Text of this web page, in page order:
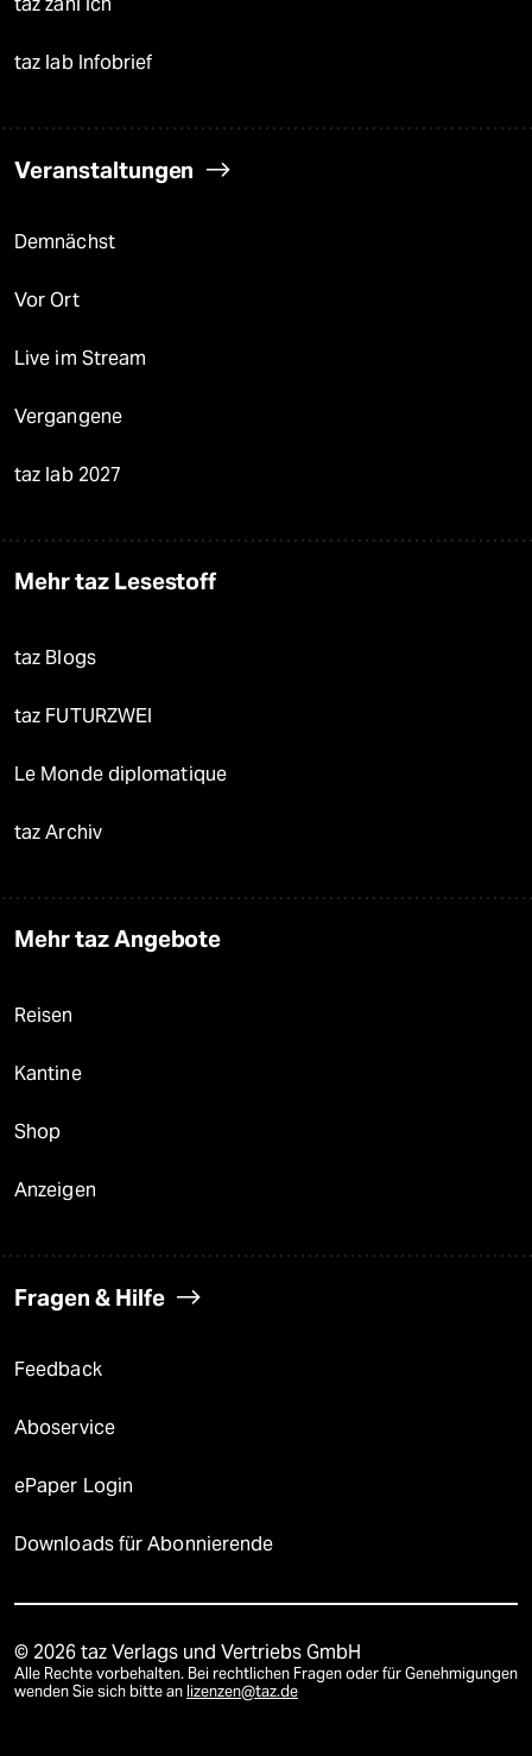
taz lab Infobrief
Veranstaltungen
Demnächst
Vor Ort
Live im Stream
Vergangene
taz lab 2027
Mehr taz Lesestoff
taz Blogs
taz FUTURZWEI
Le Monde diplomatique
taz Archiv
Mehr taz Angebote
Reisen
Kantine
Shop
Anzeigen
Fragen & Hilfe
Feedback
Aboservice
ePaper Login
Downloads für Abonnierende
© 2026 taz Verlags und Vertriebs GmbH
Alle Rechte vorbehalten. Bei rechtlichen Fragen oder für Genehmigungen
wenden Sie sich bitte an lizenzen@taz.de